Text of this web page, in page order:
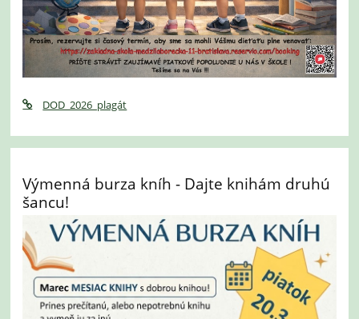
DOD_2026_plagát
Výmenná burza kníh - Dajte knihám druhú
šancu!